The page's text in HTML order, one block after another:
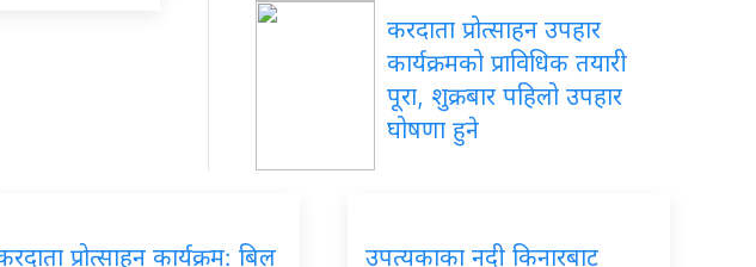
करदाता प्रोत्साहन उपहार
कार्यक्रमको प्राविधिक तयारी
पूरा, शुक्रबार पहिलो उपहार
घोषणा हुने
प्रोत्साहन कार्यक्रम: बिल
उपत्यकाका नदी किनारबाट